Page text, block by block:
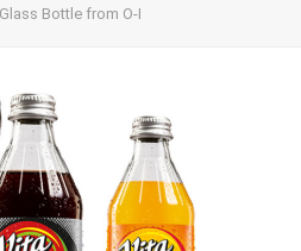
Bottle from O-I